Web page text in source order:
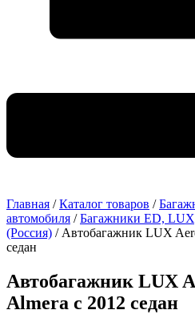
Главная /Каталог товаров /
автомобиля /Багажники ED,
(Россия) / Автобагажник LUX
седан
Автобагажник LUX
Almera с 2012 седан